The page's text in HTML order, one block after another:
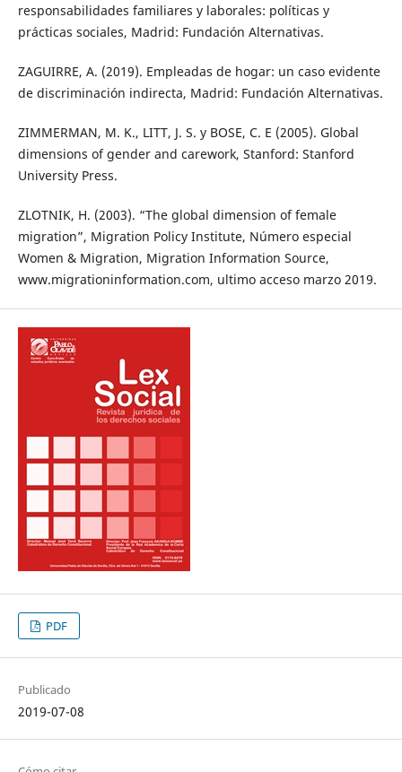
responsabilidades familiares y laborales: políticas y
prácticas sociales, Madrid: Fundación Alternativas.
ZAGUIRRE, A. (2019). Empleadas de hogar: un caso evidente
de discriminación indirecta, Madrid: Fundación Alternativas.
ZIMMERMAN, M. K., LITT, J. S. y BOSE, C. E (2005). Global
dimensions of gender and carework, Stanford: Stanford
University Press.
ZLOTNIK, H. (2003). “The global dimension of female
migration”, Migration Policy Institute, Número especial
Women & Migration, Migration Information Source,
www.migrationinformation.com, ultimo acceso marzo 2019.
PDF
Publicado
2019-07-08